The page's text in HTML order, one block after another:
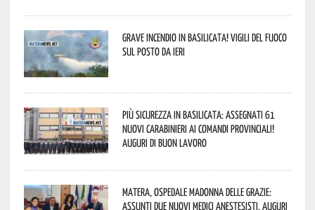
Grave incendio in Basilicata! Vigili del fuoco
sul posto da ieri
Più sicurezza in Basilicata: assegnati 61
nuovi Carabinieri ai Comandi provinciali!
Auguri di buon lavoro
Matera, Ospedale Madonna delle Grazie:
assunti due nuovi medici anestesisti. Auguri